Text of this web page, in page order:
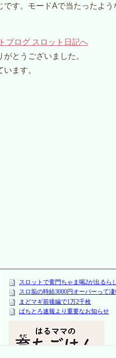
です。モードAで当たったよ
とうございました。
ます。